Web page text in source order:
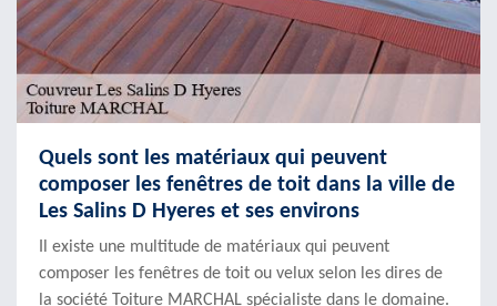
Quels sont les matériaux qui peuvent
composer les fenêtres de toit dans la ville de
Les Salins D Hyeres et ses environs
Il existe une multitude de matériaux qui peuvent
composer les fenêtres de toit ou velux selon les dires de
la société Toiture MARCHAL spécialiste dans le domaine.